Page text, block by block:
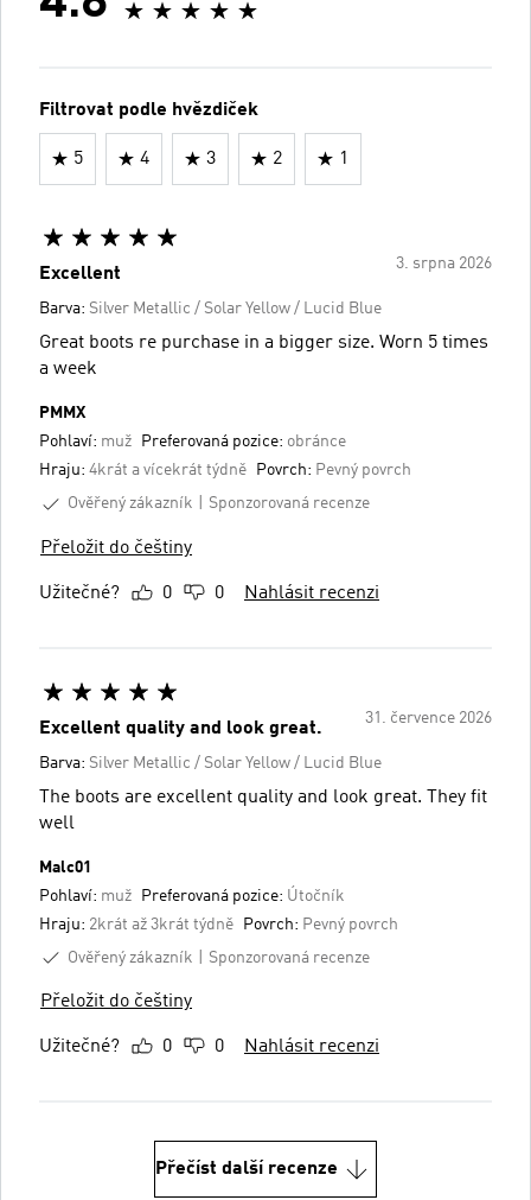
Filtrovat podle hvězdiček
5 4 3 2 1
3. srpna 2026
Excellent
Barva: Silver Metallic / Solar Yellow / Lucid Blue
Great boots re purchase in a bigger size. Worn 5 times
a week
PMMX
Pohlaví: muž Preferovaná pozice: obránce
Hraju: 4krát a vícekrát týdně Povrch: Pevný povrch
Ověřený zákazník
Sponzorovaná recenze
Přeložit do češtiny
Užitečné? 0 0 Nahlásit recenzi
31. července 2026
Excellent quality and look great.
Barva: Silver Metallic / Solar Yellow / Lucid Blue
The boots are excellent quality and look great. They fit
well
Malc01
Pohlaví: muž Preferovaná pozice: Útočník
Hraju: 2krát až 3krát týdně Povrch: Pevný povrch
Ověřený zákazník
Sponzorovaná recenze
Přeložit do češtiny
Užitečné? 0 0 Nahlásit recenzi
Přečíst další recenze